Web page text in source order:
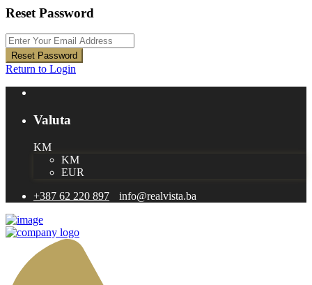
Reset Password
Reset Password
Return to Login
Valuta
KM
KM
EUR
+387 62 220 897
info@realvista.ba